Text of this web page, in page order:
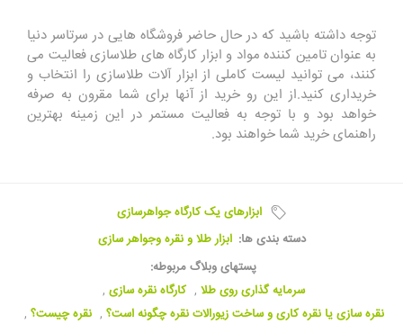
توجه داشته باشید که در حال حاضر فروشگاه هایی در سرتاسر دنیا
به عنوان تامین کننده مواد و ابزار کارگاه های طلاسازی فعالیت می
کنند، می توانید لیست کاملی از ابزار آلات طلاسازی را انتخاب و
خریداری کنید.از این رو خرید از آنها برای شما مقرون به صرفه
خواهد بود و با توجه به فعالیت مستمر در این زمینه بهترین
راهنمای خرید شما خواهند بود.
ابزارهای یک کارگاه جواهرسازی
دسته بندی ها: ابزار طلا و نقره وجواهر سازی
پستهای وبلاگ مربوطه:
سرمایه گذاری روی طلا , کارگاه نقره سازی ,
نقره سازی یا نقره کاری و ساخت زیورالات نقره چگونه است؟ , نقره چیست؟ ,